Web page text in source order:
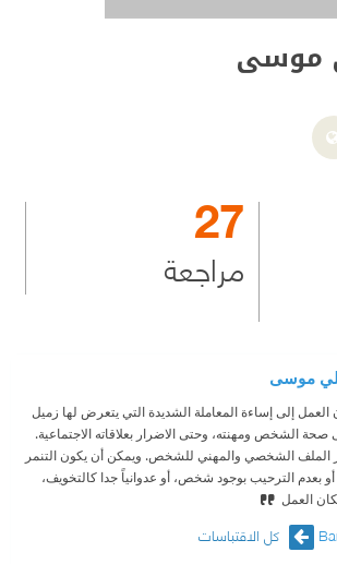
موسى
27
مراجعة
موسى
إلى إساءة المعاملة الشديدة التي يتعرض لها زميل
صحة الشخص ومهنته، وحتى الاضرار بعلاقاته الاجتماعية.
الملف الشخصي والمهني للشخص. ويمكن أن يكون التنمر
بعدم الترحيب بوجود شخص، أو عدوانياً جدا كالتخويف،
العمل
كل الاقتباسات